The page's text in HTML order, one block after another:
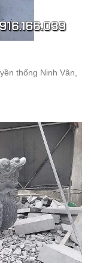
thống Ninh Vân,